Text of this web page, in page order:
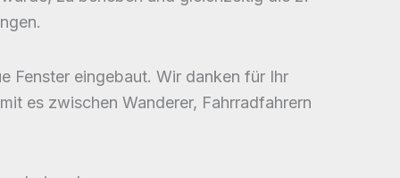
Fenster eingebaut. Wir danken für Ihr
es zwischen Wanderer, Fahrradfahrern